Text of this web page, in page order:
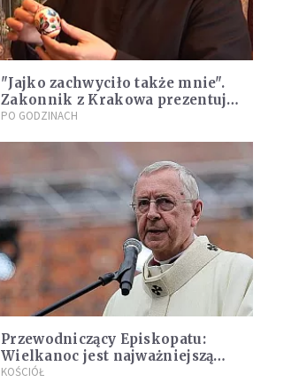
"Jajko zachwyciło także mnie".
Zakonnik z Krakowa prezentuje
niezwykłą kolekcję [WIDEO]
PO GODZINACH
Przewodniczący Episkopatu:
Wielkanoc jest najważniejszą
prawdą chrześcijaństwa
KOŚCIÓŁ